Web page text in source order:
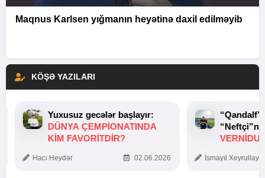
Maqnus Karlsen yığmanın heyətinə daxil edilməyib
KÖŞƏ YAZILARI
Yuxusuz gecələr başlayır:
DÜNYA ÇEMPIONATINDA
KIM FAVORITDIR?
Hacı Heydər 02.06.2026 İsmayıl